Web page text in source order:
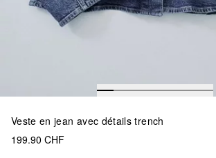
Veste en jean avec détails trench
199.90 CHF